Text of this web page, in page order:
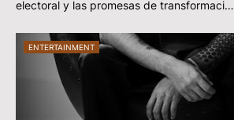
electoral y las promesas de transformaci…
ENTERTAINMENT